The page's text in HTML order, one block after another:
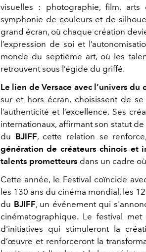
visuelles : photographie, film, arts
symphonie de couleurs et de
grand écran, où chaque création
l’expression de soi et
monde du septième art, où les
retrouvent sous l’égide du griffé.
Le lien de Versace avec l’univers
sur et hors écran, choisissent de
l’authenticité et l’excellence. Ses
internationaux, affirmant son statut
du BJIFF, cette relation se
génération de créateurs chinois et
talents prometteurs dans un cadre
Cette année, le Festival coïncide
les 130 ans du cinéma mondial, les
du BJIFF, un événement qui
cinématographique. Le festival
d'initiatives qui stimuleront la
d’œuvre et renforceront la